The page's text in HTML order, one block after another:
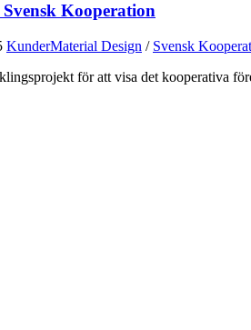
Kooperation
KunderMaterial Design / Svensk
för att visa det kooperativa